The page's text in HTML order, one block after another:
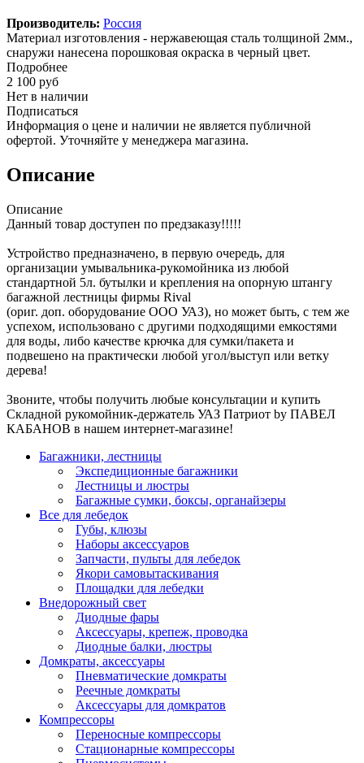
Производитель: Россия
Материал изготовления - нержавеющая сталь толщиной 2мм.,
снаружи нанесена порошковая окраска в черный цвет.
Подробнее
2 100 руб
Нет в наличии
Подписаться
Информация о цене и наличии не является публичной
офертой. Уточняйте у менеджера магазина.
Описание
Описание
Данный товар доступен по предзаказу!!!!!
Устройство предназначено, в первую очередь, для
организации умывальника-рукомойника из любой
стандартной 5л. бутылки и крепления на опорную штангу
багажной лестницы фирмы Rival
(ориг. доп. оборудование ООО УАЗ), но может быть, с тем же
успехом, использовано с другими подходящими емкостями
для воды, либо качестве крючка для сумки/пакета и
подвешено на практически любой угол/выступ или ветку
дерева!
Звоните, чтобы получить любые консультации и купить
Складной рукомойник-держатель УАЗ Патриот by ПАВЕЛ
КАБАНОВ в нашем интернет-магазине!
Багажники, лестницы
Экспедиционные багажники
Лестницы и люстры
Багажные сумки, боксы, органайзеры
Все для лебедок
Губы, клюзы
Наборы аксессуаров
Запчасти, пульты для лебедок
Якори самовытаскивания
Площадки для лебедки
Внедорожный свет
Диодные фары
Аксессуары, крепеж, проводка
Диодные балки, люстры
Домкраты, аксессуары
Пневматические домкраты
Реечные домкраты
Аксессуары для домкратов
Компрессоры
Переносные компрессоры
Стационарные компрессоры